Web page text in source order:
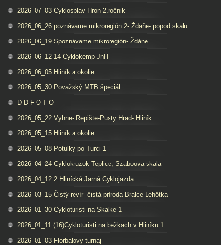
2026_07_03 Cyklosplav Hron 2.ročnik
2026_06_26 poznávame mikroregión 2- Ždaňe- popod skalu
2026_06_19 Spoznávame mikroregión- Ždáne
2026_06_12-14 Cyklokemp JnH
2026_06_05 Hliník a okolie
2026_05_30 Považský MTB špeciál
D D F O T O
2026_05_22 Vyhne- Repište-Pusty Hrad- Hliník
2026_05_15 Hliník a okolie
2026_05_08 Potulky po Turci 1
2026_04_24 Cyklokruzok Teplice, Szaboova skala
2026_04_12 2 Hlinícká Jarná Cyklojazda
2026_03_15 Čistý revír- čistá príroda Bralce Lehôtka
2026_01_30 Cykloturisti na Skalke 1
2026_01_11 (16)Cykloturisti na bežkach v Hliníku 1
2026_01_03 Florbalovy turnaj